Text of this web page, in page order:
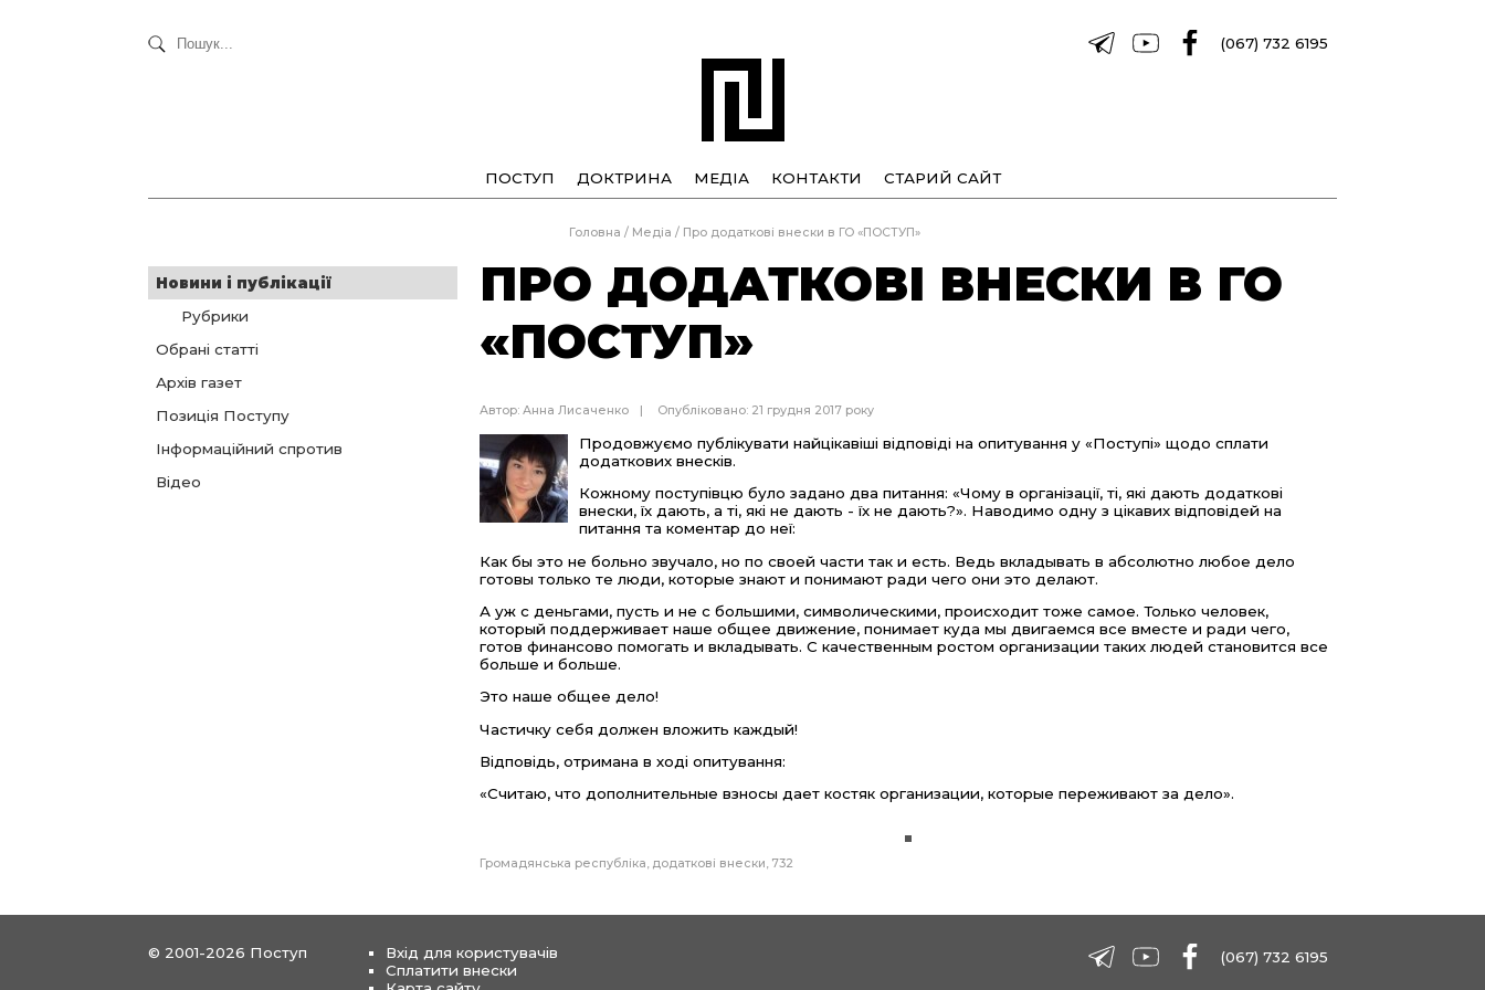
(067) 732 6195
ПОСТУП ДОКТРИНА МЕДІА КОНТАКТИ СТАРИЙ САЙТ
Головна / Медіа / Про додаткові внески в ГО «ПОСТУП»
Новини і публікації
Рубрики
Обрані статті
Архів газет
Позиція Поступу
Інформаційний спротив
Відео
ПРО ДОДАТКОВІ ВНЕСКИ В ГО
«ПОСТУП»
Автор:Анна Лисаченко Опубліковано: 21 грудня 2017 року
Продовжуємо публікувати найцікавіші відповіді на опитування у «Поступі» щодо сплати
додаткових внесків.
Кожному поступівцю було задано два питання: «Чому в організації, ті, які дають додаткові
внески, їх дають, а ті, які не дають - їх не дають?». Наводимо одну з цікавих відповідей на
питання та коментар до неї:
Как бы это не больно звучало, но по своей части так и есть. Ведь вкладывать в абсолютно любое дело
готовы только те люди, которые знают и понимают ради чего они это делают.
А уж с деньгами, пусть и не с большими, символическими, происходит тоже самое. Только человек,
который поддерживает наше общее движение, понимает куда мы двигаемся все вместе и ради чего,
готов финансово помогать и вкладывать. С качественным ростом организации таких людей становится все
больше и больше.
Это наше общее дело!
Частичку себя должен вложить каждый!
Відповідь, отримана в ході опитування:
«Считаю, что дополнительные взносы дает костяк организации, которые переживают за дело».
Громадянська республіка додаткові внески 732
© 2001-2026 Поступ
Вхід для користувачів
Сплатити внески
(067) 732 6195